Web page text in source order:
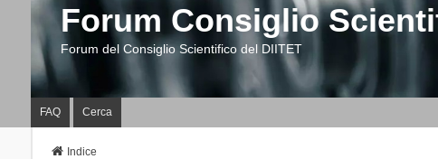
Forum Consiglio
Forum del Consiglio Scientifico del DIITET
FAQ Cerca
Indice